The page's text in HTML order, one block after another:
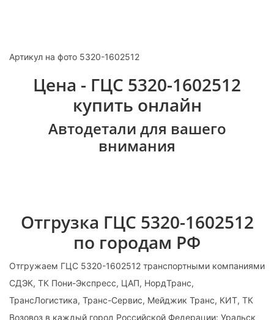
Артикул на фото 5320-1602512
Цена - ГЦС 5320-1602512
купить онлайн
Автодетали для вашего
внимания
Отгрузка ГЦС 5320-1602512
по городам РФ
Отгружаем ГЦС 5320-1602512 транспортными компаниями
СДЭК, ТК Пони-Экспресс, ЦАП, НордТранс,
ТрансЛогистика, Транс-Сервис, Мейджик Транс, КИТ, ТК
Возовоз в каждый город Российской Федерации: Уральск